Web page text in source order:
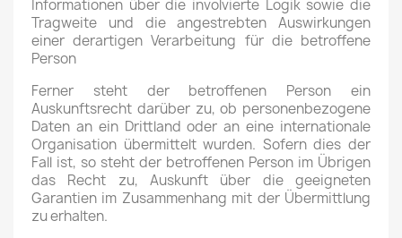
Informationen über die involvierte Logik sowie die
Tragweite und die angestrebten Auswirkungen
einer derartigen Verarbeitung für die betroffene
Person
Ferner steht der betroffenen Person ein
Auskunftsrecht darüber zu, ob personenbezogene
Daten an ein Drittland oder an eine internationale
Organisation übermittelt wurden. Sofern dies der
Fall ist, so steht der betroffenen Person im Übrigen
das Recht zu, Auskunft über die geeigneten
Garantien im Zusammenhang mit der Übermittlung
zu erhalten.